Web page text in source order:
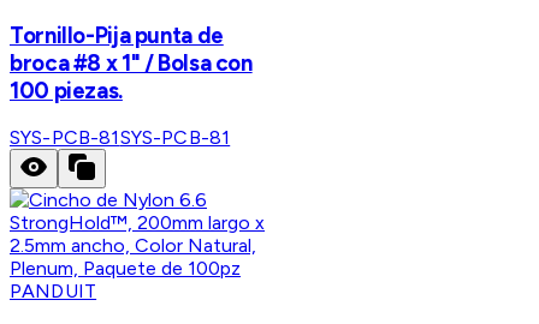
Tornillo-Pija punta de
broca #8 x 1" / Bolsa con
100 piezas.
SYS-PCB-81SYS-PCB-81
PANDUIT